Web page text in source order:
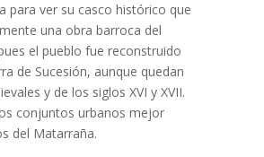
para ver su casco histórico que
una obra barroca del
el pueblo fue reconstruido
de Sucesión, aunque quedan
y de los siglos XVI y XVII.
conjuntos urbanos mejor
del Matarraña.